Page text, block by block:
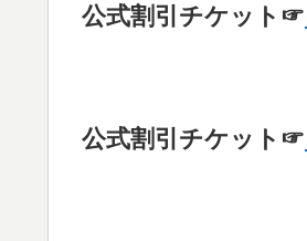
公式割引チケット☞
公式割引チケット☞